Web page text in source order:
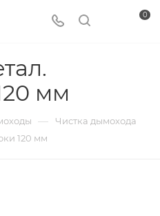
0
мм
— Чистка дымохода
120 мм